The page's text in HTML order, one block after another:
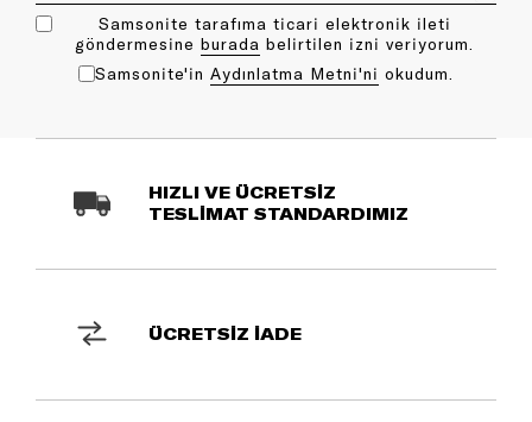
Samsonite tarafıma ticari elektronik ileti
göndermesine bu rada belirtilen izni veriyorum.
Samsonite'in Aydınlatma Metni'ni okudum.
HIZLI VE ÜCRETSİZ
TESLİMAT STANDARDIMIZ
ÜCRETSİZ İADE